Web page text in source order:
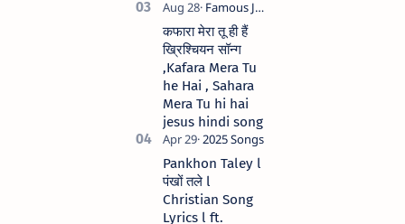
कफारा मेरा तू ही हैं
ख्रिश्चियन सॉन्ग
,Kafara Mera Tu
he Hai , Sahara
Mera Tu hi hai
jesus hindi song
Pankhon Taley l
पंखों तले l
Christian Song
Lyrics l ft.